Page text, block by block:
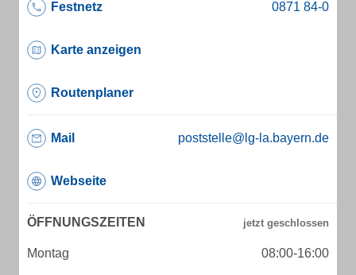
Festnetz
Karte anzeigen
Routenplaner
Mail poststelle@lg-la.bayern.de
Webseite
ÖFFNUNGSZEITEN
Montag 08:00-16:00